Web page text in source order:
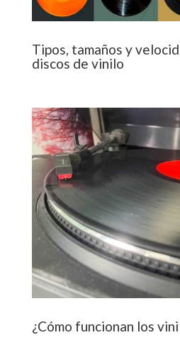
Tipos, tamaños y
discos de vinilo
¿Cómo funcionan los